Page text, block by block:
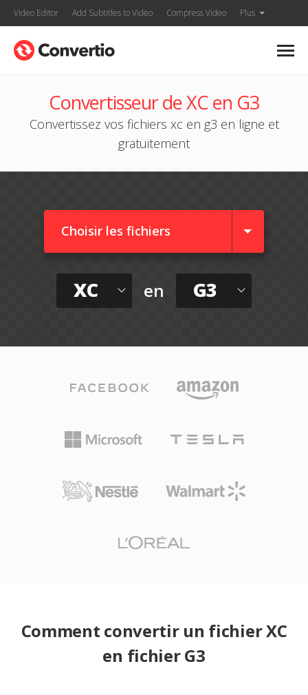
Video Editor Add Subtitles to Video Compress Video Plus
Convertisseur de XC en G3
Convertissez vos fichiers xc en g3 en ligne et
gratuitement
Choisir les fichiers
XC en G3
Comment convertir un fichier XC
en fichier G3